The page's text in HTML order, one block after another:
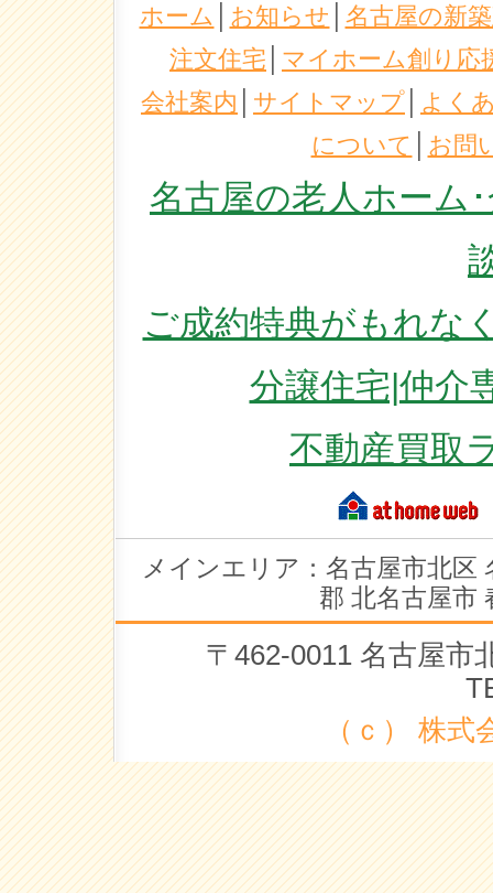
ホーム お知らせ
名古屋の新
注文住宅
マイホーム創り応
会社案内
サイトマップ
よく
について
お問
名古屋の老人ホーム
ご成約特典がもれな
分譲住宅|仲介
不動産買取
メインエリア：名古屋市北区
郡 北名古屋市
〒462-0011 名古屋市
（ｃ） 株